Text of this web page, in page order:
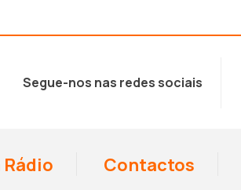
Segue-nos nas redes sociais
Contactos